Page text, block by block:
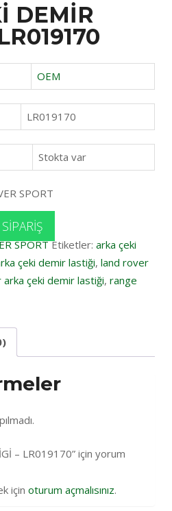
DEMİR
OEM
LR019170
Stokta var
SPORT
SPORT Etiketler: arka çeki
çeki demir lastiği, land rover
çeki demir lastiği, range
– LR019170” için yorum
için oturum açmalısınız.